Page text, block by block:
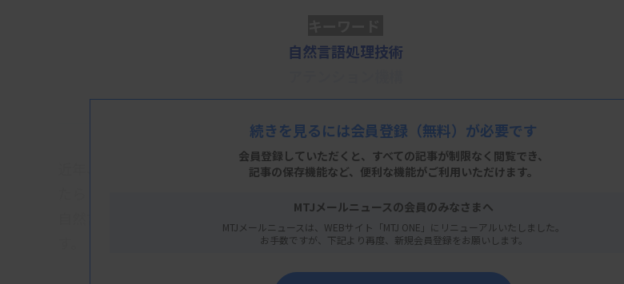
自然言語処理技術
近年、医療現場ではAI技術の進歩は目覚ましく、臨床検査技師の業務にも大きな変革をも
自然言語処理の技術的な基礎、特にアテンション機構に焦点を当てて解説したいと思いま
続きを見るには会員登録 （無料）が必要です
会員登録していただくと、すべての記事が制限なく閲覧でき、
記事の保存機能など、便利な機能がご利用いただけます。
MTJメールニュースの会員のみなさまへ
MTJメールニュースは、WEBサイト「MTJ ONE」にリニューアルいたしました。
お手数ですが、下記より再度、新規会員登録をお願いします。